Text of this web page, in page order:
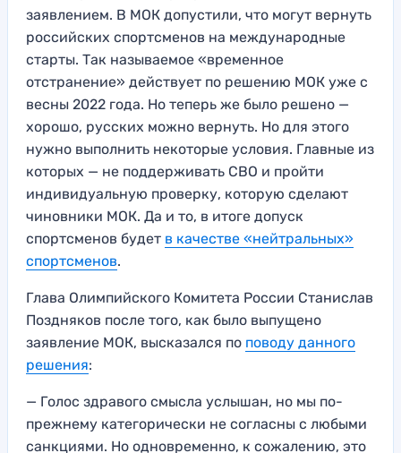
заявлением. В МОК допустили, что могут вернуть
российских спортсменов на международные
старты. Так называемое «временное
отстранение» действует по решению МОК уже с
весны 2022 года. Но теперь же было решено —
хорошо, русских можно вернуть. Но для этого
нужно выполнить некоторые условия. Главные из
которых — не поддерживать СВО и пройти
индивидуальную проверку, которую сделают
чиновники МОК. Да и то, в итоге допуск
спортсменов будет в качестве «нейтральных»
спортсменов.
Глава Олимпийского Комитета России Станислав
Поздняков после того, как было выпущено
заявление МОК, высказался по поводу данного
решения:
— Голос здравого смысла услышан, но мы по-
прежнему категорически не согласны с любыми
санкциями. Но одновременно, к сожалению, это